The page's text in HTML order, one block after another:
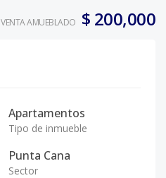
VENTA AMUEBLADO $ 200,000
Apartamentos
Tipo de inmueble
Punta Cana
Sector